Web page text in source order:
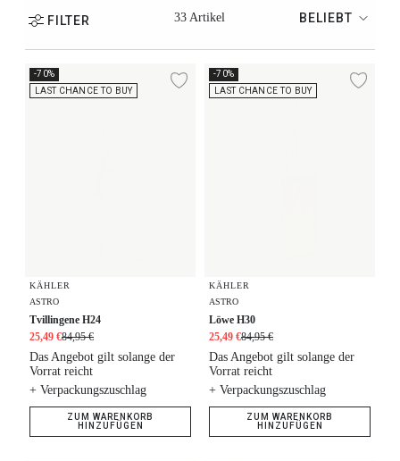
FILTER 33 Artikel BELIEBT
Tvillingene H24
-70%
LAST CHANCE TO BUY
Zur Wunschliste
KÄHLER
ASTRO
Tvillingene H24
25,49 €84,95 €
+ Verpackungszuschlag
Das Angebot gilt solange der
Vorrat reicht
ZUM WARENKORB
HINZUFÜGEN
Löwe H30
-70%
LAST CHANCE TO BUY
KÄHLER
ASTRO
Löwe H30
25,49 €84,95 €
+ Verpackungszuschlag
Das Angebot gilt solange der
Vorrat reicht
ZUM WARENKORB
HINZUFÜGEN